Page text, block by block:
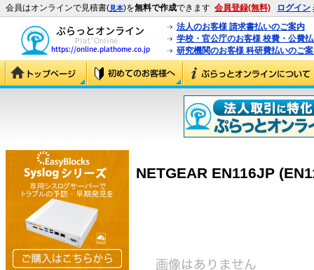
会員はオンラインで見積書(見本)を無料で作成できます 会員登録(無料) ログイン
法人のお客様 請求書払いのご案内
学校・官公庁のお客様 校費・公費
研究機関のお客様 科研費払いのご
NETGEAR EN116JP